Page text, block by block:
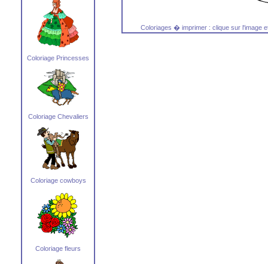
Coloriage Princesses
Coloriage Chevaliers
Coloriage cowboys
Coloriage fleurs
Coloriages � imprimer : clique sur l'image